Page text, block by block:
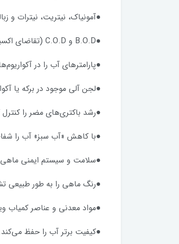
●آمونیاک، نیتریت، نیترات و
●B.O.D و C.O.D (تقاضای اکسیژن بیوشیمیایی/شیمیایی) را کاهش می‌دهد و در نتیجه سطح DO (اکسیژن محلول) را افزایش می‌دهد.
●پارامترهای آب را در
●لجن آلی موجود در برکه یا
●رشد باکتری‌های مضر را
●با کاهش «آب سبز» آب را
●سلامت و سیستم ایمنی
●رنگ ماهی را به طور طبیعی
●مواد معدنی و عناصر کمیاب
●کیفیت برتر آب را حفظ